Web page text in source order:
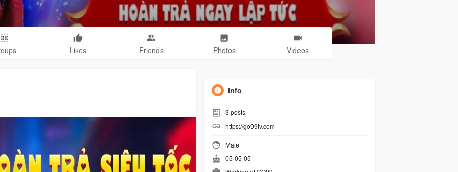
Likes Friends Photos Videos
Info
3 posts
https://go99tv.com
Male
05-05-05